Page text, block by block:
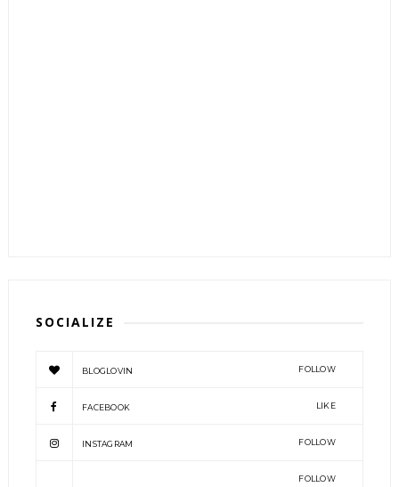
SOCIALIZE
BLOGLOVIN FOLLOW
FACEBOOK LIKE
INSTAGRAM FOLLOW
FOLLOW